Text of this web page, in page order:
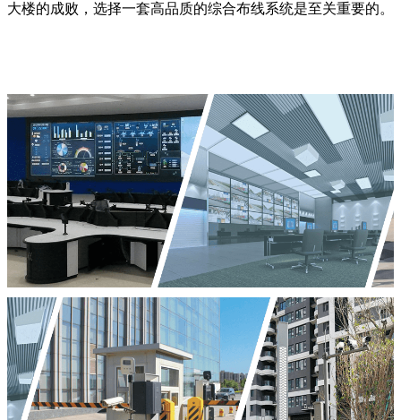
大楼的成败，选择一套高品质的综合布线系统是至关重要的。